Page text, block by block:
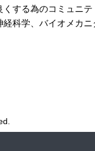
する為のコミュニテ
科学、バイオメカニ